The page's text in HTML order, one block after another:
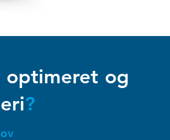
optimeret og
?